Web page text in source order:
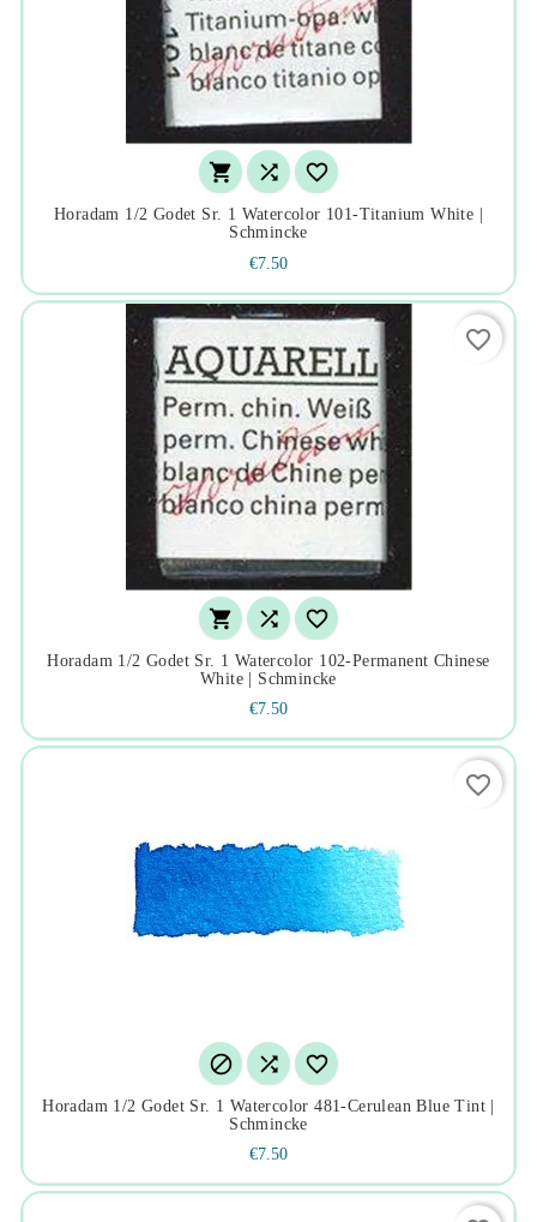
  
Horadam 1/2 Godet Sr. 1 Watercolor 101-Titanium White |
Schmincke
€7.50
  
Horadam 1/2 Godet Sr. 1 Watercolor 102-Permanent Chinese
White | Schmincke
€7.50
favorite_border
  
Horadam 1/2 Godet Sr. 1 Watercolor 481-Cerulean Blue Tint |
Schmincke
€7.50
favorite_border